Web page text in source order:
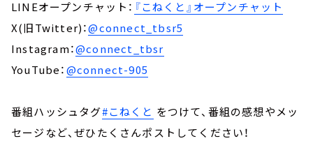
LINEオープンチャット： 『こねくと』オープンチャット
X(旧Twitter)：@connect_tbsr5
Instagram：@connect_tbsr
YouTube：@connect-905
番組ハッシュタグ#こねくと をつけて、番組の感想やメッ
セージなど、ぜひたくさんポストしてください！